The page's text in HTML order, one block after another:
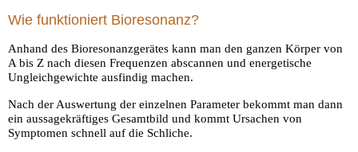
Wie funktioniert Bioresonanz?
Anhand des Bioresonanzgerätes kann man den ganzen Körper von
A bis Z nach diesen Frequenzen abscannen und energetische
Ungleichgewichte ausfindig machen.
Nach der Auswertung der einzelnen Parameter bekommt man dann
ein aussagekräftiges Gesamtbild und kommt Ursachen von
Symptomen schnell auf die Schliche.